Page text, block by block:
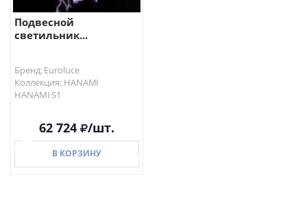
Подвесной
светильник...
Бренд: Euroluce
Коллекция: HANAMI
HANAMI S1
62 724 /шт.
В КОРЗИНУ